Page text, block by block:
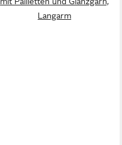
Langarm